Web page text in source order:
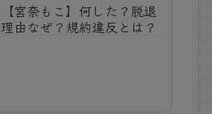
【宮奈もこ】何した？脱退
理由なぜ？規約違反とは？